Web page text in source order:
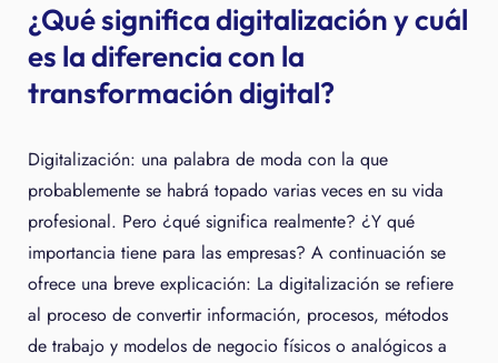
¿Qué significa digitalización y cuál
es la diferencia con la
transformación digital?
Digitalización: una palabra de moda con la que
probablemente se habrá topado varias veces en su vida
profesional. Pero ¿qué significa realmente? ¿Y qué
importancia tiene para las empresas? A continuación se
ofrece una breve explicación: La digitalización se refiere
al proceso de convertir información, procesos, métodos
de trabajo y modelos de negocio físicos o analógicos a